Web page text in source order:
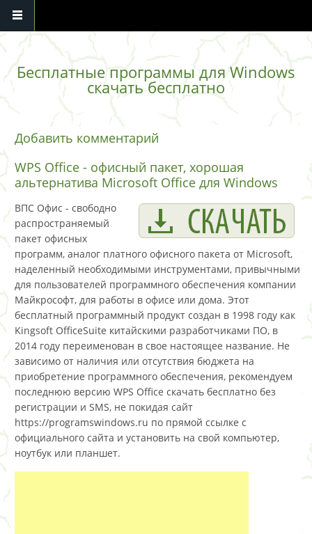
Перейти к основному содержанию
Бесплатные программы для Windows
скачать бесплатно
Добавить комментарий
WPS Office - офисный пакет, хорошая
альтернатива Microsoft Office для Windows
ВПС Офис - свободно
распространяемый
пакет офисных
программ, аналог платного офисного пакета от Microsoft,
наделенный необходимыми инструментами, привычными
для пользователей программного обеспечения компании
Майкрософт, для работы в офисе или дома. Этот
бесплатный программный продукт создан в 1998 году как
Kingsoft OfficeSuite китайскими разработчиками ПО, в
2014 году переименован в свое настоящее название. Не
зависимо от наличия или отсутствия бюджета на
приобретение программного обеспечения, рекомендуем
последнюю версию WPS Office скачать бесплатно без
регистрации и SMS, не покидая сайт
https://programswindows.ru по прямой ссылке с
официального сайта и установить на свой компьютер,
ноутбук или планшет.